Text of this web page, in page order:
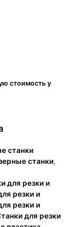
стоимость у
станки
станки,
для резки и
резки и
резки и
для резки